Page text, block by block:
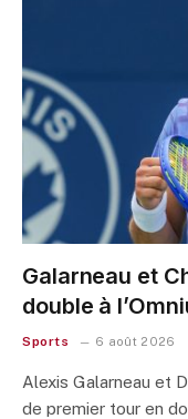
Galarneau et
double à
Sports 6 août 2026
Alexis Galarneau et
de premier tour en